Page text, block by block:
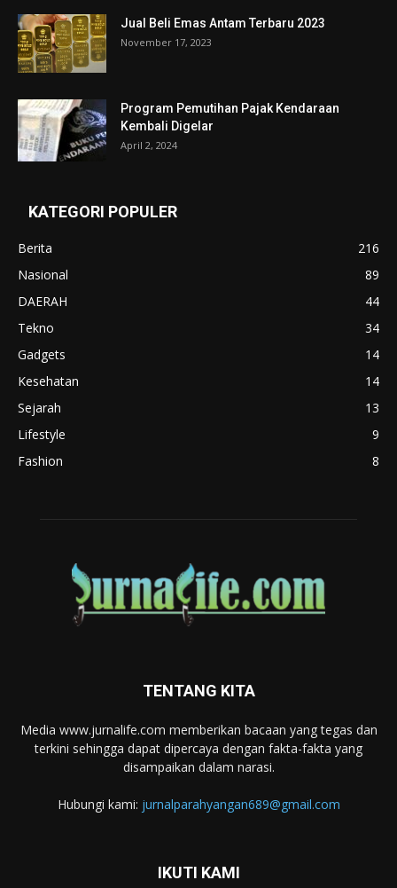
Jual Beli Emas Antam Terbaru 2023
November 17, 2023
Program Pemutihan Pajak Kendaraan
Kembali Digelar
April 2, 2024
KATEGORI POPULER
Berita
216
Nasional
89
DAERAH
44
Tekno
34
Gadgets
14
Kesehatan
14
Sejarah
13
Lifestyle
9
Fashion
8
TENTANG KITA
Media www.jurnalife.com memberikan bacaan yang tegas dan
terkini sehingga dapat dipercaya dengan fakta-fakta yang
disampaikan dalam narasi.
Hubungi kami: jurnalparahyangan689@gmail.com
IKUTI KAMI